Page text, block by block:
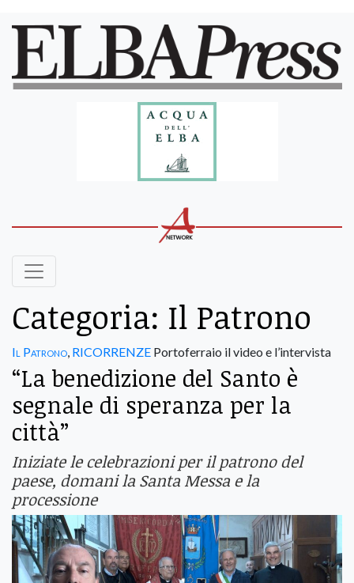
Categoria: Il Patrono
Il Patrono, RICORRENZE Portoferraio il video e l’intervista
“La benedizione del Santo è
segnale di speranza per la
città”
Iniziate le celebrazioni per il patrono del
paese, domani la Santa Messa e la
processione